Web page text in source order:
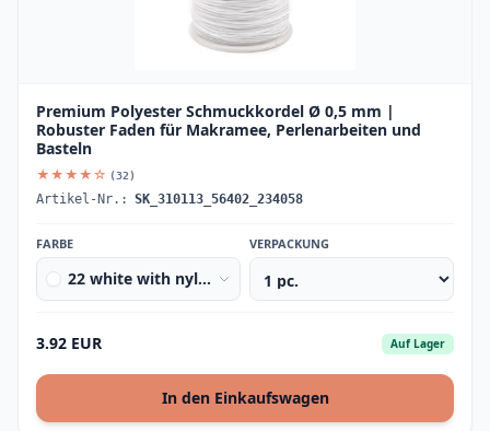
Premium Polyester Schmuckkordel Ø 0,5 mm |
Robuster Faden für Makramee, Perlenarbeiten und
Basteln
★★★★☆ (32)
Artikel-Nr.: SK_310113_56402_234058
FARBE
22 white with nylon thread
VERPACKUNG
3.92 EUR Auf Lager
In den Einkaufswagen